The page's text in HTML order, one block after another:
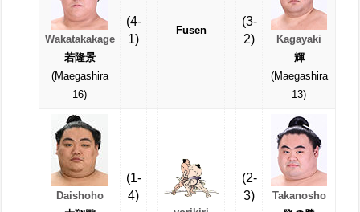
Wakatakakage
若隆景
(Maegashira
16)
(4-
1)
Fusen
(3-
2)
Kagayaki
輝
(Maegashira
13)
Daishoho
(1-
4)
(2-
3)
Takanosho